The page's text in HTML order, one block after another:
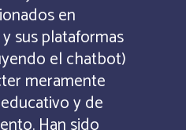
en
sus plataformas
el chatbot)
meramente
y de